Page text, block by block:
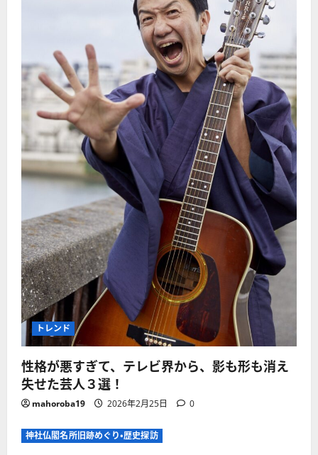
トレンド
性格が悪すぎて、テレビ界から、影も形も消え
失せた芸人３選！
mahoroba19 2026年2月25日 0
神社仏閣名所旧跡めぐり・歴史探訪